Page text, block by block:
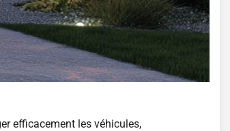
efficacement les véhicules,